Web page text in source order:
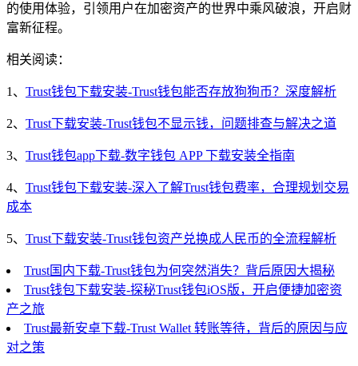
的使用体验，引领用户在加密资产的世界中乘风破浪，开启财
富新征程。
相关阅读：
1、 Trust钱包下载安装-Trust钱包能否存放狗狗币？深度解析
2、 Trust下载安装-Trust钱包不显示钱，问题排查与解决之道
3、 Trust钱包app下载-数字钱包 APP 下载安装全指南
4、 Trust钱包下载安装-深入了解Trust钱包费率，合理规划交易
成本
5、 Trust下载安装-Trust钱包资产兑换成人民币的全流程解析
Trust国内下载-Trust钱包为何突然消失？背后原因大揭秘
Trust钱包下载安装-探秘Trust钱包iOS版，开启便捷加密资
产之旅
Trust最新安卓下载-Trust Wallet 转账等待，背后的原因与应
对之策